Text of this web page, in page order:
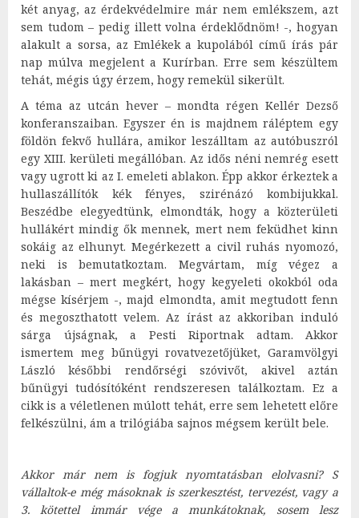
két anyag, az érdekvédelmire már nem emlékszem, azt
sem tudom – pedig illett volna érdeklődnöm! -, hogyan
alakult a sorsa, az Emlékek a kupolából című írás pár
nap múlva megjelent a Kurírban. Erre sem készültem
tehát, mégis úgy érzem, hogy remekül sikerült.
A téma az utcán hever – mondta régen Kellér Dezső
konferanszaiban. Egyszer én is majdnem ráléptem egy
földön fekvő hullára, amikor leszálltam az autóbuszról
egy XIII. kerületi megállóban. Az idős néni nemrég esett
vagy ugrott ki az I. emeleti ablakon. Épp akkor érkeztek a
hullaszállítók kék fényes, szirénázó kombijukkal.
Beszédbe elegyedtünk, elmondták, hogy a közterületi
hullákért mindig ők mennek, mert nem feküdhet kinn
sokáig az elhunyt. Megérkezett a civil ruhás nyomozó,
neki is bemutatkoztam. Megvártam, míg végez a
lakásban – mert megkért, hogy kegyeleti okokból oda
mégse kísérjem -, majd elmondta, amit megtudott fenn
és megoszthatott velem. Az írást az akkoriban induló
sárga újságnak, a Pesti Riportnak adtam. Akkor
ismertem meg bűnügyi rovatvezetőjüket, Garamvölgyi
László későbbi rendőrségi szóvivőt, akivel aztán
bűnügyi tudósítóként rendszeresen találkoztam. Ez a
cikk is a véletlenen múlott tehát, erre sem lehetett előre
felkészülni, ám a trilógiába sajnos mégsem került bele.
Akkor már nem is fogjuk nyomtatásban elolvasni? S
vállaltok-e még másoknak is szerkesztést, tervezést, vagy a
3. kötettel immár vége a munkátoknak, sosem lesz